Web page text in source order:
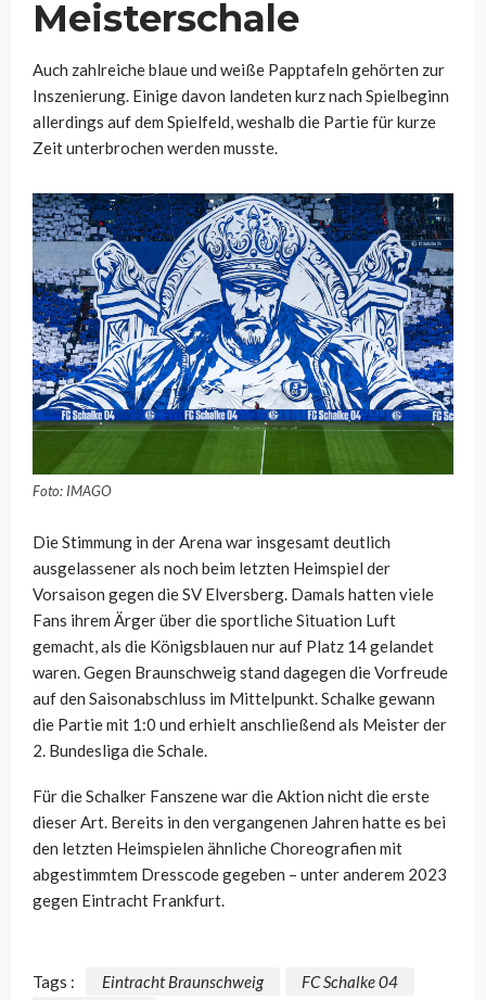
Meisterschale
Auch zahlreiche blaue und weiße Papptafeln gehörten zur
Inszenierung. Einige davon landeten kurz nach Spielbeginn
allerdings auf dem Spielfeld, weshalb die Partie für kurze
Zeit unterbrochen werden musste.
Foto: IMAGO
Die Stimmung in der Arena war insgesamt deutlich
ausgelassener als noch beim letzten Heimspiel der
Vorsaison gegen die SV Elversberg. Damals hatten viele
Fans ihrem Ärger über die sportliche Situation Luft
gemacht, als die Königsblauen nur auf Platz 14 gelandet
waren. Gegen Braunschweig stand dagegen die Vorfreude
auf den Saisonabschluss im Mittelpunkt. Schalke gewann
die Partie mit 1:0 und erhielt anschließend als Meister der
2. Bundesliga die Schale.
Für die Schalker Fanszene war die Aktion nicht die erste
dieser Art. Bereits in den vergangenen Jahren hatte es bei
den letzten Heimspielen ähnliche Choreografien mit
abgestimmtem Dresscode gegeben – unter anderem 2023
gegen Eintracht Frankfurt.
Tags : Eintracht Braunschweig
FC Schalke 04